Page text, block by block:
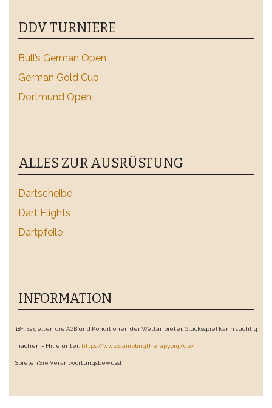
DDV TURNIERE
Bull’s German Open
German Gold Cup
Dortmund Open
ALLES ZUR AUSRÜSTUNG
Dartscheibe
Dart Flights
Dartpfeile
INFORMATION
18+. Es gelten die AGB und Konditionen der Wettanbieter. Glücksspiel kann süchtig
machen – Hilfe unter: https://www.gamblingtherapy.org/de/
Spielen Sie Verantwortungsbewusst!